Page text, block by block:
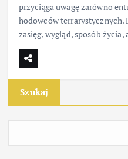
przyciąga uwagę zarówno
hodowców terrarystycznych.
zasięg, wygląd, sposób
Szukaj